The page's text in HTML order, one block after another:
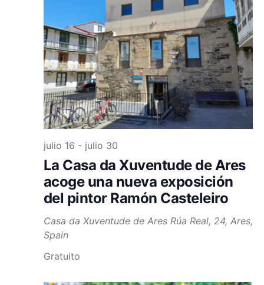
La Casa da Xuventude de Ares
acoge una nueva exposición
del pintor Ramón Casteleiro
julio 16 - julio 30
Casa da Xuventude de Ares Rúa Real, 24, Ares,
Spain
Gratuito